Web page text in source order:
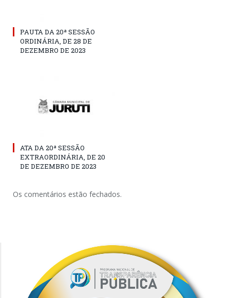
PAUTA DA 20ª SESSÃO
ORDINÁRIA, DE 28 DE
DEZEMBRO DE 2023
ATA DA 20ª SESSÃO
EXTRAORDINÁRIA, DE 20
DE DEZEMBRO DE 2023
Os comentários estão fechados.